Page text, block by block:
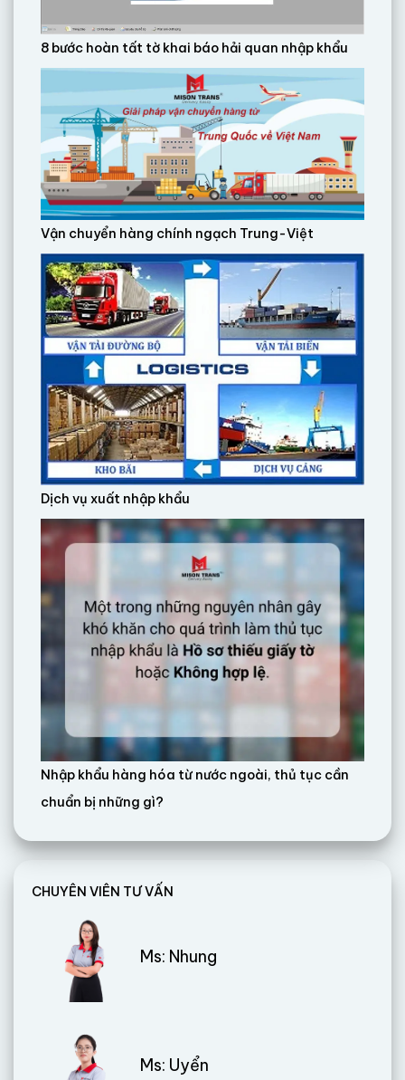
8 bước hoàn tất tờ khai báo hải quan nhập khẩu
Vận chuyển hàng chính ngạch Trung-Việt
Dịch vụ xuất nhập khẩu
Nhập khẩu hàng hóa từ nước ngoài, thủ tục cần
chuẩn bị những gì?
CHUYÊN VIÊN TƯ VẤN
Ms: Nhung
Ms: Uyển